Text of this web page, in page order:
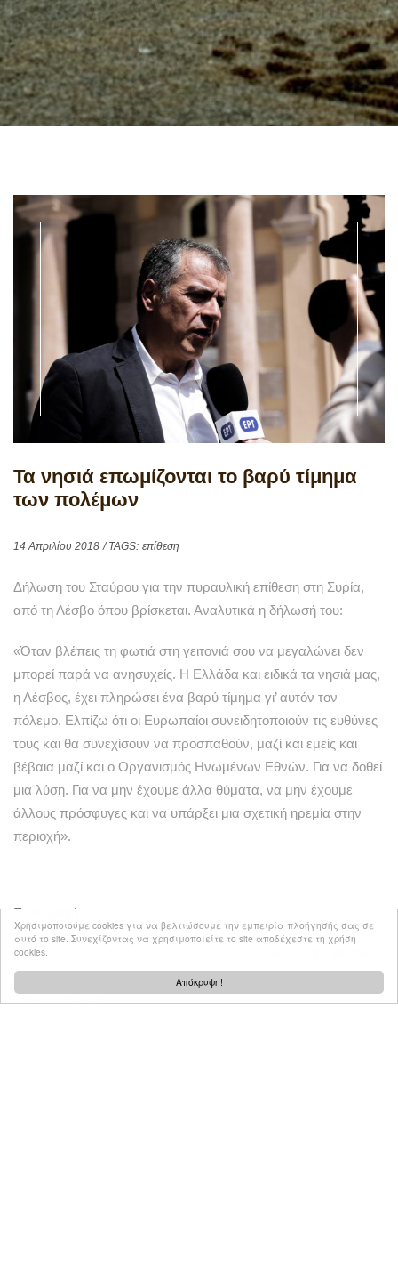
Απόκρυψη!
Χρησιμοποιούμε cookies για να βελτιώσουμε την εμπειρία πλοήγησής σας σε
αυτό το site. Συνεχίζοντας να χρησιμοποιείτε το site αποδέχεστε τη χρήση
cookies.
Τα νησιά επωμίζονται το βαρύ τίμημα
των πολέμων
14 Απριλίου 2018 / TAGS: επίθεση
Δήλωση του Σταύρου για την πυραυλική επίθεση στη Συρία,
από τη Λέσβο όπου βρίσκεται. Αναλυτικά η δήλωσή του:
«Όταν βλέπεις τη φωτιά στη γειτονιά σου να μεγαλώνει δεν
μπορεί παρά να ανησυχείς. Η Ελλάδα και ειδικά τα νησιά μας,
η Λέσβος, έχει πληρώσει ένα βαρύ τίμημα γι’ αυτόν τον
πόλεμο. Ελπίζω ότι οι Ευρωπαίοι συνειδητοποιούν τις ευθύνες
τους και θα συνεχίσουν να προσπαθούν, μαζί και εμείς και
βέβαια μαζί και ο Οργανισμός Ηνωμένων Εθνών. Για να δοθεί
μια λύση. Για να μην έχουμε άλλα θύματα, να μην έχουμε
άλλους πρόσφυγες και να υπάρξει μια σχετική ηρεμία στην
περιοχή».
Επιστροφή
ANAZHTHΣΗ